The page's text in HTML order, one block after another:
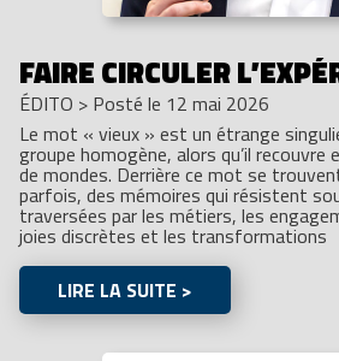
FAIRE CIRCULER
ÉDITO > Posté le 12 mai 2026
Le mot « vieux » est un étrange
groupe homogène, alors qu’il recouvre
de mondes. Derrière ce mot se
parfois, des mémoires qui résistent
traversées par les métiers, les
joies discrètes et les transformations
LIRE LA SUITE >